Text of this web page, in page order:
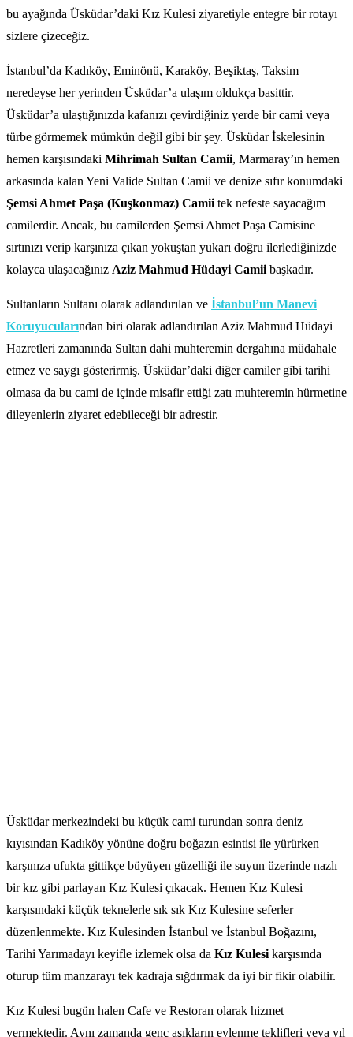
bu ayağında Üsküdar’daki Kız Kulesi ziyaretiyle entegre bir rotayı
sizlere çizeceğiz.
İstanbul’da Kadıköy, Eminönü, Karaköy, Beşiktaş, Taksim
neredeyse her yerinden Üsküdar’a ulaşım oldukça basittir.
Üsküdar’a ulaştığınızda kafanızı çevirdiğiniz yerde bir cami veya
türbe görmemek mümkün değil gibi bir şey. Üsküdar İskelesinin
hemen karşısındaki Mihrimah Sultan Camii, Marmaray’ın hemen
arkasında kalan Yeni Valide Sultan Camii ve denize sıfır konumdaki
Şemsi Ahmet Paşa (Kuşkonmaz) Camii tek nefeste sayacağım
camilerdir. Ancak, bu camilerden Şemsi Ahmet Paşa Camisine
sırtınızı verip karşınıza çıkan yokuştan yukarı doğru ilerlediğinizde
kolayca ulaşacağınız Aziz Mahmud Hüdayi Camii başkadır.
Sultanların Sultanı olarak adlandırılan ve İstanbul’un Manevi
Koruyucularından biri olarak adlandırılan Aziz Mahmud Hüdayi
Hazretleri zamanında Sultan dahi muhteremin dergahına müdahale
etmez ve saygı gösterirmiş. Üsküdar’daki diğer camiler gibi tarihi
olmasa da bu cami de içinde misafir ettiği zatı muhteremin hürmetine
dileyenlerin ziyaret edebileceği bir adrestir.
Üsküdar merkezindeki bu küçük cami turundan sonra deniz
kıyısından Kadıköy yönüne doğru boğazın esintisi ile yürürken
karşınıza ufukta gittikçe büyüyen güzelliği ile suyun üzerinde nazlı
bir kız gibi parlayan Kız Kulesi çıkacak. Hemen Kız Kulesi
karşısındaki küçük teknelerle sık sık Kız Kulesine seferler
düzenlenmekte. Kız Kulesinden İstanbul ve İstanbul Boğazını,
Tarihi Yarımadayı keyifle izlemek olsa da Kız Kulesi karşısında
oturup tüm manzarayı tek kadraja sığdırmak da iyi bir fikir olabilir.
Kız Kulesi bugün halen Cafe ve Restoran olarak hizmet
vermektedir. Aynı zamanda genç aşıkların evlenme teklifleri veya yıl